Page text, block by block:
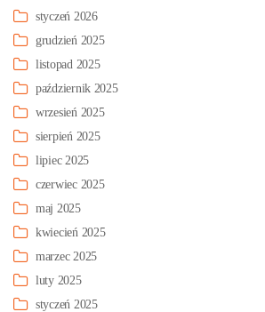
styczeń 2026
grudzień 2025
listopad 2025
październik 2025
wrzesień 2025
sierpień 2025
lipiec 2025
czerwiec 2025
maj 2025
kwiecień 2025
marzec 2025
luty 2025
styczeń 2025